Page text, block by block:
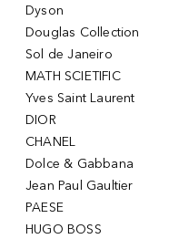
Dyson
Douglas Collection
Sol de Janeiro
MATH SCIETIFIC
Yves Saint Laurent
DIOR
CHANEL
Dolce & Gabbana
Jean Paul Gaultier
PAESE
HUGO BOSS